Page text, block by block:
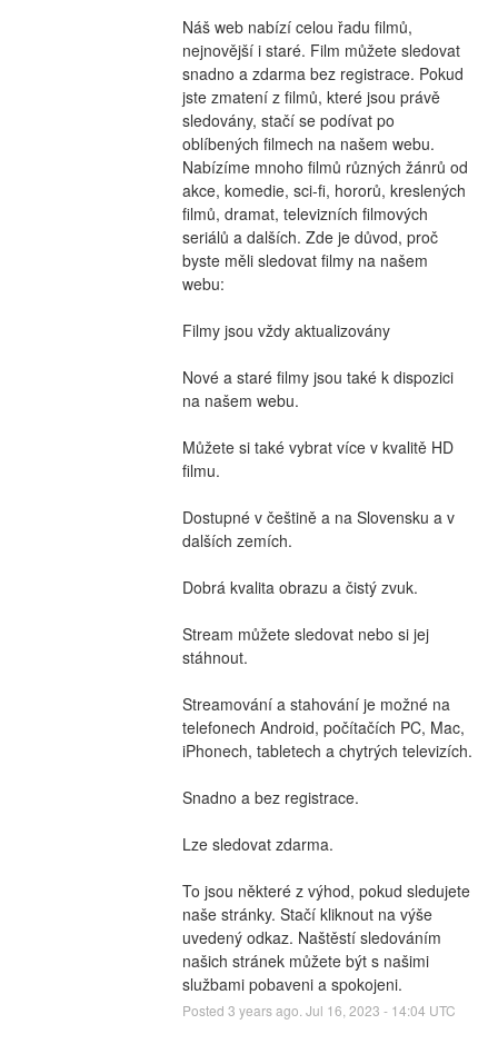
Náš web nabízí celou řadu filmů,
nejnovější i staré. Film můžete sledovat
snadno a zdarma bez registrace. Pokud
jste zmatení z filmů, které jsou právě
sledovány, stačí se podívat po
oblíbených filmech na našem webu.
Nabízíme mnoho filmů různých žánrů od
akce, komedie, sci-fi, hororů, kreslených
filmů, dramat, televizních filmových
seriálů a dalších. Zde je důvod, proč
byste měli sledovat filmy na našem
webu:
Filmy jsou vždy aktualizovány
Nové a staré filmy jsou také k dispozici
na našem webu.
Můžete si také vybrat více v kvalitě HD
filmu.
Dostupné v češtině a na Slovensku a v
dalších zemích.
Dobrá kvalita obrazu a čistý zvuk.
Stream můžete sledovat nebo si jej
stáhnout.
Streamování a stahování je možné na
telefonech Android, počítačích PC, Mac,
iPhonech, tabletech a chytrých televizích.
Snadno a bez registrace.
Lze sledovat zdarma.
To jsou některé z výhod, pokud sledujete
naše stránky. Stačí kliknout na výše
uvedený odkaz. Naštěstí sledováním
našich stránek můžete být s našimi
službami pobaveni a spokojeni.
Posted 3 years ago. Jul 16 2023 - 14:04 UTC